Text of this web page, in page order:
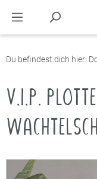
Du befindest dich hier:
V.I.P.